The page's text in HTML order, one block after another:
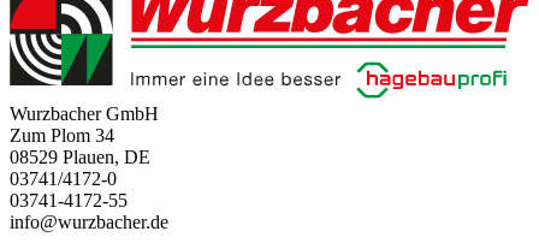
Wurzbacher GmbH
Zum Plom 34
08529 Plauen, DE
03741/4172-0
03741-4172-55
info@wurzbacher.de